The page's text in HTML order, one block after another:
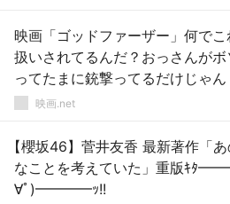
映画「ゴッドファーザー」何で
扱いされてるんだ？おっさんがボ
ってたまに銃撃ってるだけじゃん
映画.net
【櫻坂46】菅井友香 最新著作「
なことを考えていた」重版ｷﾀ
∀ﾟ)━━━━ｯ!!